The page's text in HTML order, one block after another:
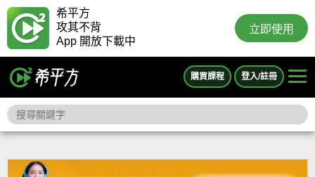
希平方
攻其不背
App 開放下載中
立即使用
購買課程 登入/註冊